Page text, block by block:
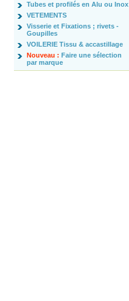
Tubes et profilés en Alu ou Inox
VETEMENTS
Visserie et Fixations ; rivets -
Goupilles
VOILERIE Tissu & accastillage
Nouveau : Faire une sélection
par marque